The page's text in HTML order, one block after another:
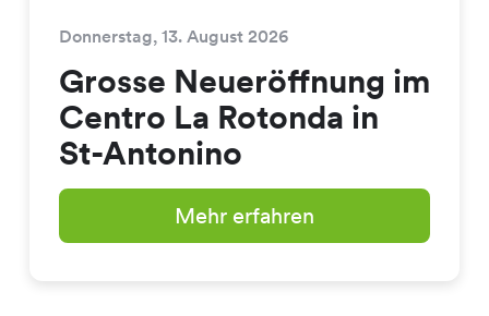
Donnerstag, 13. August 2026
Grosse Neueröffnung im
Centro La Rotonda in
St-Antonino
Mehr erfahren